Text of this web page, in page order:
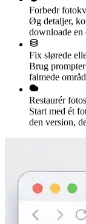
Forbedr
Øg detaljer,
downloade en
Fix slørede
Brug
falmede
Restaurér
Start med ét
den version,